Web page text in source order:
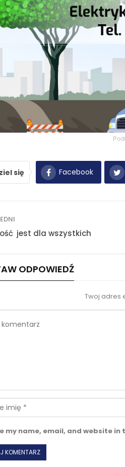
się Facebook
jest dla wszystkich
ODPOWIEDŹ
Twoj adres
my name, email, and website